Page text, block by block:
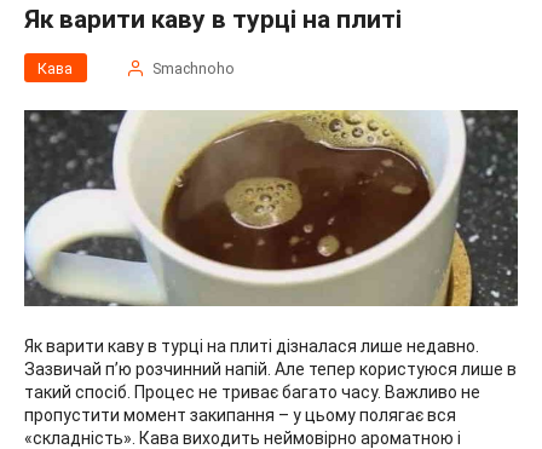
Як варити каву в турці на плиті
Кава Smachnoho
Як варити каву в турці на плиті дізналася лише недавно.
Зазвичай п’ю розчинний напій. Але тепер користуюся лише в
такий спосіб. Процес не триває багато часу. Важливо не
пропустити момент закипання – у цьому полягає вся
«складність». Кава виходить неймовірно ароматною і